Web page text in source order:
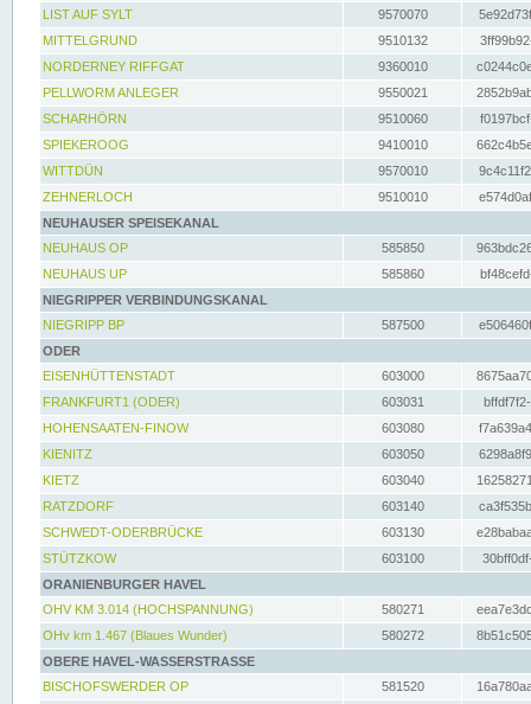
LIST AUF SYLT
9570070
MITTELGRUND
9510132
NORDERNEY RIFFGAT
9360010
PELLWORM ANLEGER
9550021
SCHARHÖRN
9510060
SPIEKEROOG
9410010
WITTDÜN
9570010
ZEHNERLOCH
9510010
NEUHAUSER SPEISEKANAL
NEUHAUS OP
585850
NEUHAUS UP
585860
NIEGRIPPER VERBINDUNGSKANAL
NIEGRIPP BP
587500
ODER
EISENHÜTTENSTADT
603000
FRANKFURT1 (ODER)
603031
HOHENSAATEN-FINOW
603080
KIENITZ
603050
KIETZ
603040
RATZDORF
603140
SCHWEDT-ODERBRÜCKE
603130
STÜTZKOW
603100
ORANIENBURGER HAVEL
OHV KM 3.014 (HOCHSPANNUNG)
580271
OHv km 1.467 (Blaues Wunder)
580272
OBERE HAVEL-WASSERSTRASSE
BISCHOFSWERDER OP
581520